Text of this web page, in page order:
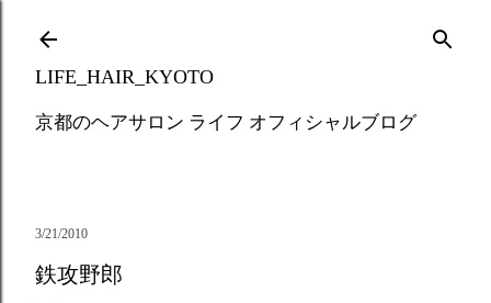
LIFE_HAIR_KYOTO
京都のヘアサロン ライフ オフィシャルブログ
3/21/2010
鉄攻野郎